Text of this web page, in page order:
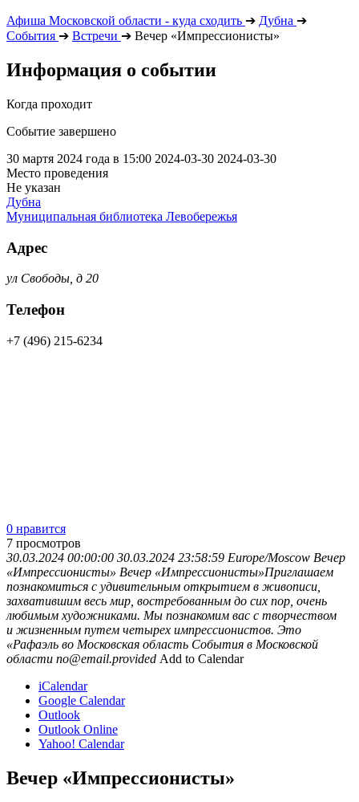
Афиша Московской области - куда сходить ➔ Дубна ➔
События ➔ Встречи ➔ Вечер «Импрессионисты»
Информация о событии
Когда проходит
Событие завершено
30 мартя 2024 года в 15:00 2024-03-30 2024-03-30
Место проведения
Не указан
Дубна
Муниципальная библиотека Левобережья
Адрес
ул Свободы, д 20
Телефон
+7 (496) 215-6234
0 нравится
7 просмотров
30.03.2024 00:00:00 30.03.2024 23:58:59 Europe/Moscow Вечер
«Импрессионисты» Вечер «Импрессионисты»Приглашаем
познакомиться с удивительным открытием в живописи,
захватившим весь мир, востребованным до сих пор, очень
любимым художниками. Мы познакомим вас с творчеством
и жизненным путем четырех импрессионистов. Это
«Рафаэль во Московская область События в Московской
области no@email.provided Add to Calendar
iCalendar
Google Calendar
Outlook
Outlook Online
Yahoo! Calendar
Вечер «Импрессионисты»